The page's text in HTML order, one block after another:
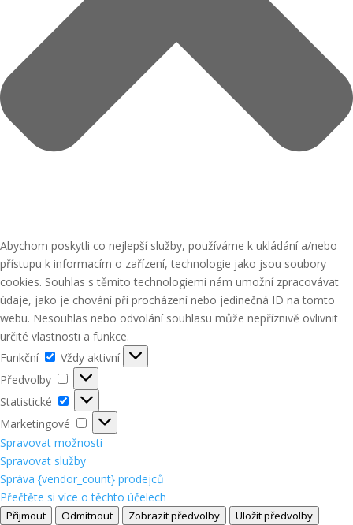
Abychom poskytli co nejlepší služby, používáme k ukládání a/nebo
přístupu k informacím o zařízení, technologie jako jsou soubory
cookies. Souhlas s těmito technologiemi nám umožní zpracovávat
údaje, jako je chování při procházení nebo jedinečná ID na tomto
webu. Nesouhlas nebo odvolání souhlasu může nepříznivě ovlivnit
určité vlastnosti a funkce.
Funkční
Funkční
Vždy aktivní
Předvolby
Předvolby
Statistické
Statistické
Marketingové
Marketingové
Spravovat možnosti
Spravovat služby
Správa {vendor_count} prodejců
Přečtěte si více o těchto účelech
Přijmout Odmítnout Zobrazit předvolby Uložit předvolby